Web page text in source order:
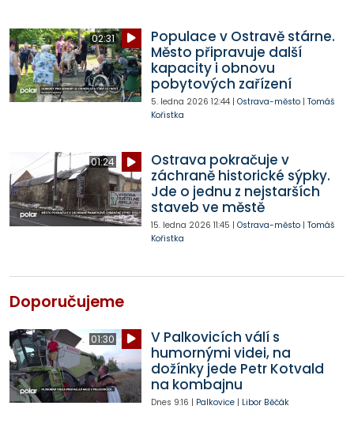
02:31
Populace v Ostravě stárne.
Město připravuje další
kapacity i obnovu
pobytových zařízení
5. ledna 2026 12:44| Ostrava-město| Tomáš
Kořistka
01:24
Ostrava pokračuje v
záchraně historické sýpky.
Jde o jednu z nejstarších
staveb ve městě
15. ledna 2026 11:45 | Ostrava-město| Tomáš
Kořistka
Doporučujeme
01:30
V Palkovicích válí s
humornými videi, na
dožínky jede Petr Kotvald
na kombajnu
Dnes 9:16 | Palkovice| Libor Běčák